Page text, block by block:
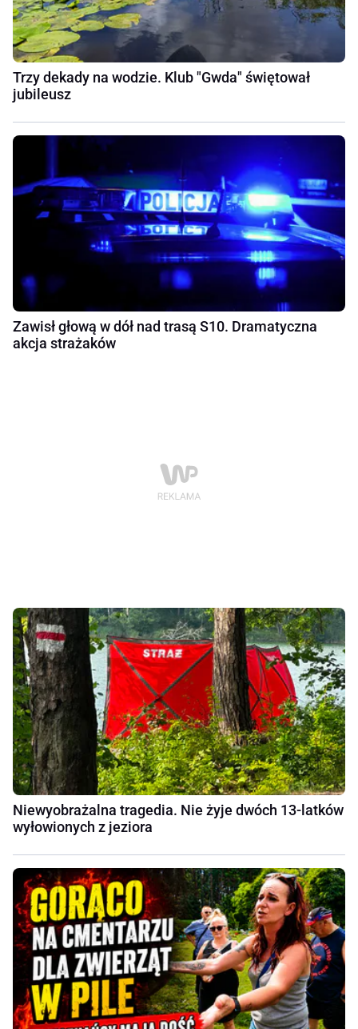
Trzy dekady na wodzie. Klub "Gwda" świętował
jubileusz
Zawisł głową w dół nad trasą S10. Dramatyczna
akcja strażaków
Niewyobrażalna tragedia. Nie żyje dwóch 13-latków
wyłowionych z jeziora